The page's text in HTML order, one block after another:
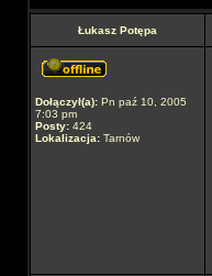
Łukasz Potępa
Dołączył(a): Pn paź 10, 2005
7:03 pm
Posty: 424
Lokalizacja: Tarnów